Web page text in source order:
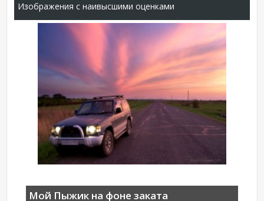
Изображения с наивысшими оценками
Мой Пыжик на фоне заката